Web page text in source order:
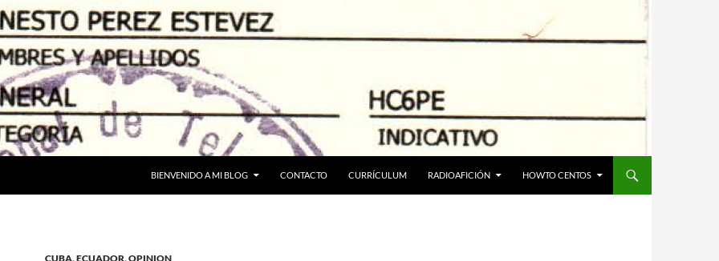
BIENVENIDO A MI BLOG CONTACTO CURRÍCULUM RADIOAFICIÓN HOWTO CENTOS
CUBA,ECUADOR,OPINION